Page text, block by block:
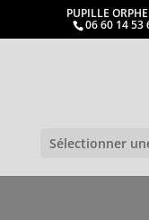
PUPILLE
06 60 14 53
Sélectionner